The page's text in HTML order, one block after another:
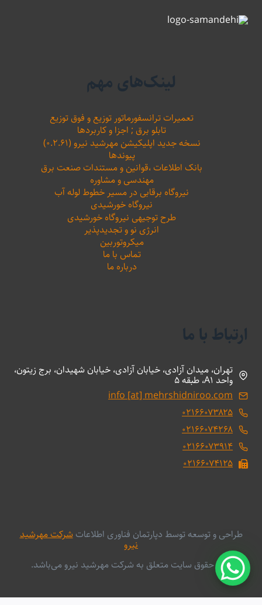
لینک‌های مهم
تعمیرات ترانسفورماتور توزیع و فوق توزیع
تابلو برق ; اجزا و کاربردها
نسخه جدید اپلیکیشن مهرشید نیرو (۰.۲.۶۱)
پیوندها
بانک اطلاعات ،‌قوانین و مستندات صنعت برق
مهندسی و مشاوره
نیروگاه برقابی در مسیر خطوط لوله آب
نیروگاه خورشیدی
طرح توجیهی نیروگاه خورشیدی
انرژی نو و تجدیدپذیر
میکروتوربین
تماس با ما
درباره ما
ارتباط با ما
تهران، میدان آزادی، خیابان آزادی، خیابان شهیدان، برج زیتون،
واحد A1، طبقه 5
info [at] mehrshidniroo.com
۰۲۱۶۶۰۷۳۸۲۵
۰۲۱۶۶۰۷۴۲۶۸
۰۲۱۶۶۰۷۳۹۱۴
۰۲۱۶۶۰۷۴۱۲۵
طراحی و توسعه توسط دپارتمان فناوری اطلاعاتشرکت مهرشید
نیرو
کلیه حقوق سایت متعلق به شرکت مهرشید نیرو می‌باشد.